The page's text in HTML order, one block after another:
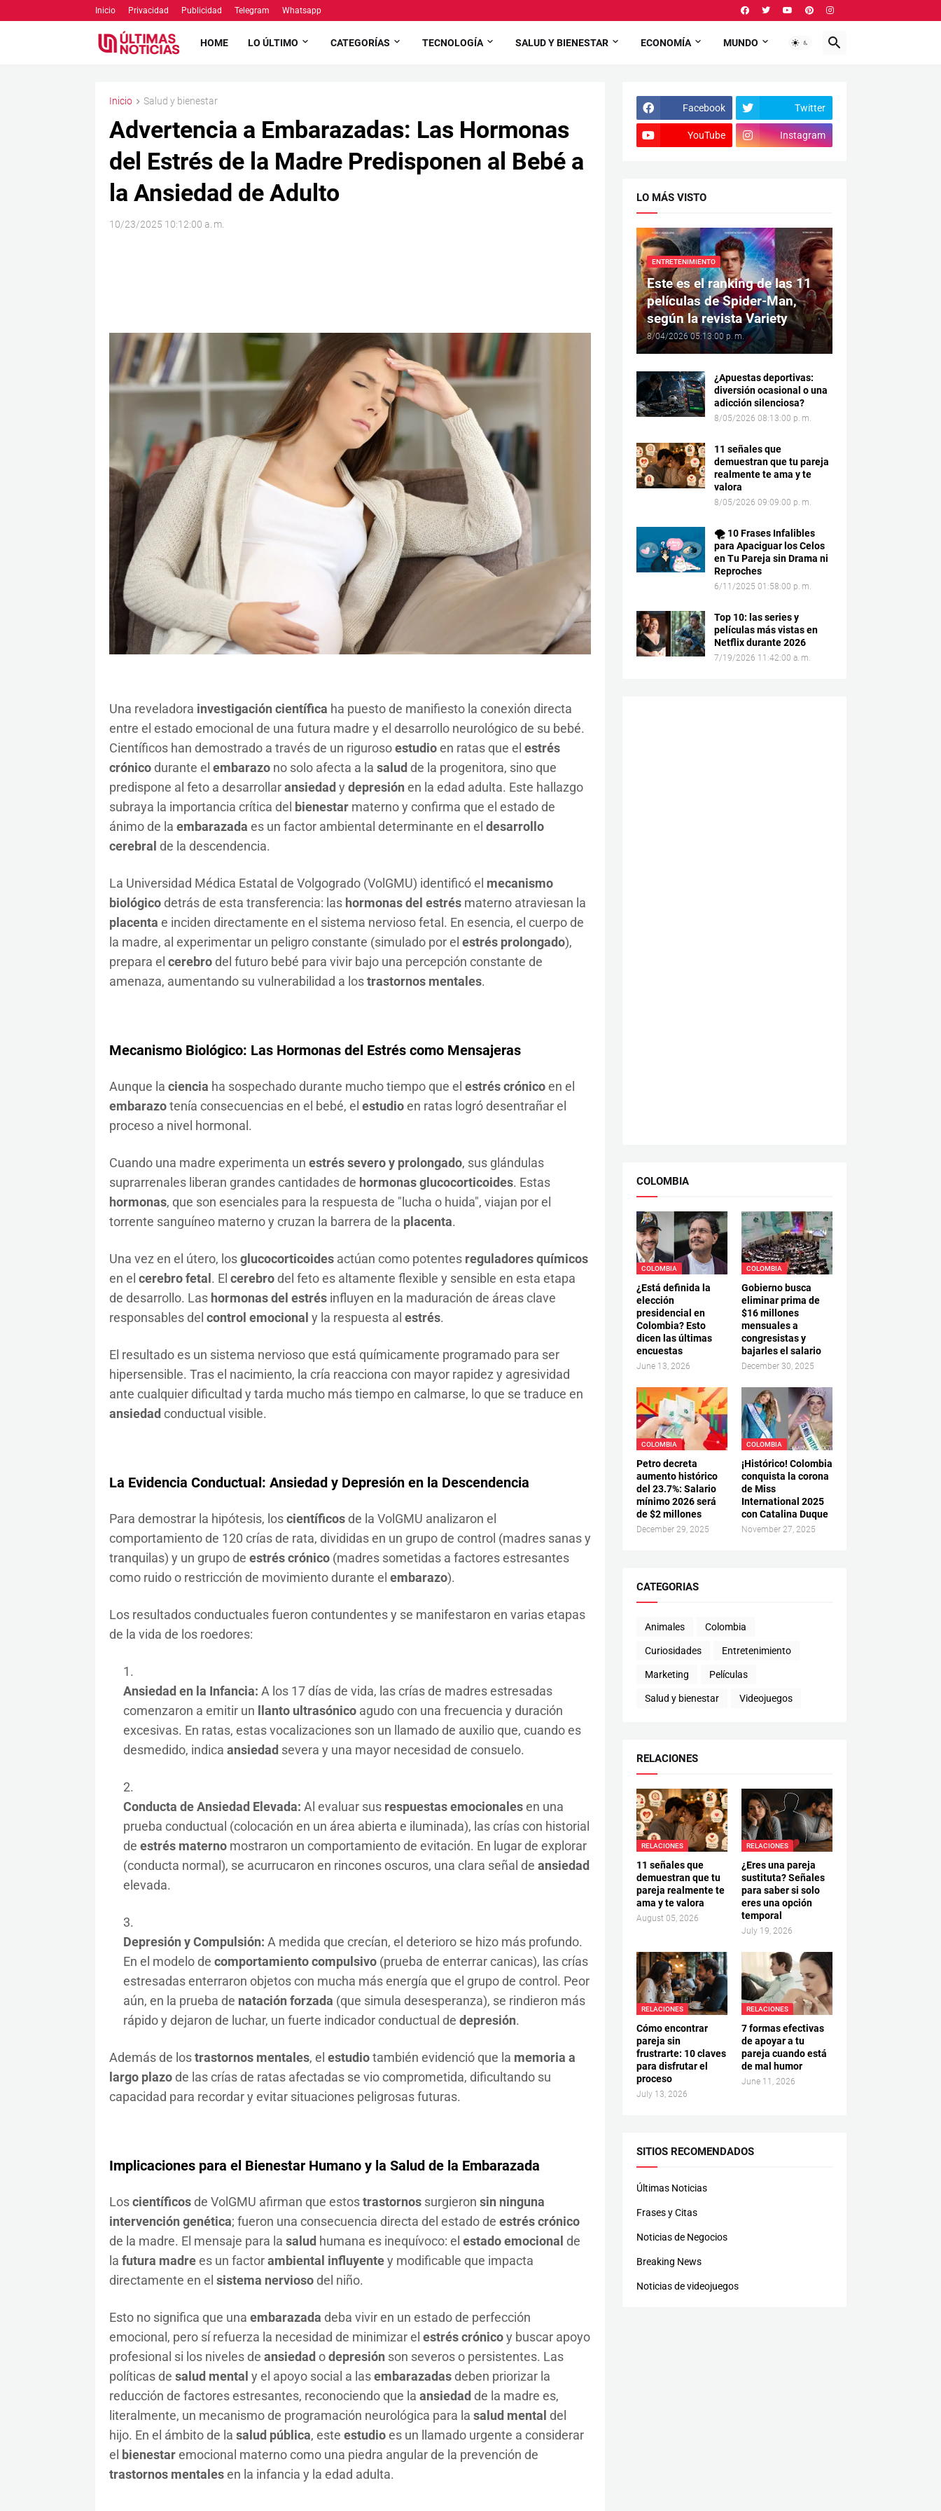
Inicio Privacidad Publicidad Telegram Whatsapp
HOME LO ÚLTIMO CATEGORÍAS TECNOLOGÍA SALUD Y BIENESTAR ECONOMÍA MUNDO
Inicio Salud y bienestar
Advertencia a Embarazadas: Las Hormonas
del Estrés de la Madre Predisponen al Bebé a
la Ansiedad de Adulto
10/23/2025 10:12:00 a. m.
Una reveladora investigación científica ha puesto de manifiesto la conexión directa
entre el estado emocional de una futura madre y el desarrollo neurológico de su bebé.
Científicos han demostrado a través de un rigurosoestudioen ratas que el estrés
crónicodurante el embarazono solo afecta a la salud de la progenitora, sino que
predispone al feto a desarrollaransiedad y depresión en la edad adulta. Este hallazgo
subraya la importancia crítica del bienestarmaterno y confirma que el estado de
ánimo de la embarazada es un factor ambiental determinante en el desarrollo
cerebral de la descendencia.
La Universidad Médica Estatal de Volgogrado (VolGMU) identificó el mecanismo
biológicodetrás de esta transferencia: las hormonas del estrésmaterno atraviesan la
placenta e inciden directamente en el sistema nervioso fetal. En esencia, el cuerpo de
la madre, al experimentar un peligro constante (simulado por el estrés prolongado),
prepara el cerebrodel futuro bebé para vivir bajo una percepción constante de
amenaza, aumentando su vulnerabilidad a lostrastornos mentales.
Mecanismo Biológico: Las Hormonas del Estrés como Mensajeras
Aunque la ciencia ha sospechado durante mucho tiempo que el estrés crónicoen el
embarazotenía consecuencias en el bebé, el estudioen ratas logró desentrañar el
proceso a nivel hormonal.
Cuando una madre experimenta un estrés severo y prolongado, sus glándulas
suprarrenales liberan grandes cantidades de hormonas glucocorticoides. Estas
hormonas, que son esenciales para la respuesta de "lucha o huida", viajan por el
torrente sanguíneo materno y cruzan la barrera de la placenta.
Una vez en el útero, losglucocorticoidesactúan como potentes reguladores químicos
en el cerebro fetal . El cerebrodel feto es altamente flexible y sensible en esta etapa
de desarrollo. Las hormonas del estrésinfluyen en la maduración de áreas clave
responsables del control emocional y la respuesta al estrés.
El resultado es un sistema nervioso que está químicamente programado para ser
hipersensible. Tras el nacimiento, la cría reacciona con mayor rapidez y agresividad
ante cualquier dificultad y tarda mucho más tiempo en calmarse, lo que se traduce en
ansiedad conductual visible.
La Evidencia Conductual: Ansiedad y Depresión en la Descendencia
Para demostrar la hipótesis, loscientíficosde la VolGMU analizaron el
comportamiento de 120 crías de rata, divididas en un grupo de control (madres sanas y
tranquilas) y un grupo de estrés crónico(madres sometidas a factores estresantes
como ruido o restricción de movimiento durante el embarazo).
Los resultados conductuales fueron contundentes y se manifestaron en varias etapas
de la vida de los roedores:
Ansiedad en la Infancia: A los 17 días de vida, las crías de madres estresadas
comenzaron a emitir un
llanto ultrasónicoagudo con una frecuencia y duración
excesivas. En ratas, estas vocalizaciones son un llamado de auxilio que, cuando es
desmedido, indica ansiedad severa y una mayor necesidad de consuelo.
Conducta de Ansiedad Elevada: Al evaluar sus respuestas emocionalesen una
prueba conductual (colocación en un área abierta e iluminada), las crías con historial
de estrés maternomostraron un comportamiento de evitación. En lugar de explorar
(conducta normal), se acurrucaron en rincones oscuros, una clara señal de ansiedad
elevada.
Depresión y Compulsión: A medida que crecían, el deterioro se hizo más profundo.
En el modelo de comportamiento compulsivo(prueba de enterrar canicas), las crías
estresadas enterraron objetos con mucha más energía que el grupo de control. Peor
aún, en la prueba de natación forzada (que simula desesperanza), se rindieron más
rápido y dejaron de luchar, un fuerte indicador conductual de depresión.
Además de lostrastornos mentales, el estudiotambién evidenció que la memoria a
largo plazode las crías de ratas afectadas se vio comprometida, dificultando su
capacidad para recordar y evitar situaciones peligrosas futuras.
Implicaciones para el Bienestar Humano y la Salud de la Embarazada
Loscientíficosde VolGMU afirman que estostrastornossurgieron sin ninguna
intervención genética; fueron una consecuencia directa del estado de estrés crónico
de la madre. El mensaje para la salud humana es inequívoco: el estado emocional de
la futura madrees un factorambiental influyentey modificable que impacta
directamente en el sistema nerviosodel niño.
Esto no significa que una embarazada deba vivir en un estado de perfección
emocional, pero sí refuerza la necesidad de minimizar el estrés crónicoy buscar apoyo
profesional si los niveles de ansiedad odepresión son severos o persistentes. Las
políticas de salud mental y el apoyo social a lasembarazadasdeben priorizar la
reducción de factores estresantes, reconociendo que la ansiedad de la madre es,
literalmente, un mecanismo de programación neurológica para la salud mental del
hijo. En el ámbito de la salud pública, este estudioes un llamado urgente a considerar
el bienestaremocional materno como una piedra angular de la prevención de
trastornos mentalesen la infancia y la edad adulta.
Facebook Twitter
YouTube Instagram
LO MÁS VISTO
ENTRETENIMIENTO
Este es el ranking de las 11
películas de Spider-Man,
según la revista Variety
8/04/2026 05:13:00 p. m.
¿Apuestas deportivas:
diversión ocasional o una
adicción silenciosa?
8/05/2026 08:13:00 p. m.
11 señales que
demuestran que tu pareja
realmente te ama y te
valora
8/05/2026 09:09:00 p. m.
🌪️ 10 Frases Infalibles
para Apaciguar los Celos
en Tu Pareja sin Drama ni
Reproches
6/11/2025 01:58:00 p. m.
Top 10: las series y
películas más vistas en
Netflix durante 2026
7/19/2026 11:42:00 a. m.
COLOMBIA
COLOMBIA
¿Está definida la
elección
presidencial en
Colombia? Esto
dicen las últimas
encuestas
June 13, 2026
COLOMBIA
Gobierno busca
eliminar prima de
$16 millones
mensuales a
congresistas y
bajarles el salario
December 30, 2025
COLOMBIA
Petro decreta
aumento histórico
del 23.7%: Salario
mínimo 2026 será
de $2 millones
December 29, 2025
COLOMBIA
¡Histórico! Colombia
conquista la corona
de Miss
International 2025
con Catalina Duque
November 27, 2025
CATEGORIAS
Animales Colombia
Curiosidades Entretenimiento
Marketing Películas
Salud y bienestar Videojuegos
RELACIONES
RELACIONES
11 señales que
demuestran que tu
pareja realmente te
ama y te valora
August 05, 2026
RELACIONES
¿Eres una pareja
sustituta? Señales
para saber si solo
eres una opción
temporal
July 19, 2026
RELACIONES
Cómo encontrar
pareja sin
frustrarte: 10 claves
para disfrutar el
proceso
July 13, 2026
RELACIONES
7 formas efectivas
de apoyar a tu
pareja cuando está
de mal humor
June 11, 2026
SITIOS RECOMENDADOS
Últimas Noticias
Frases y Citas
Noticias de Negocios
Breaking News
Noticias de videojuegos